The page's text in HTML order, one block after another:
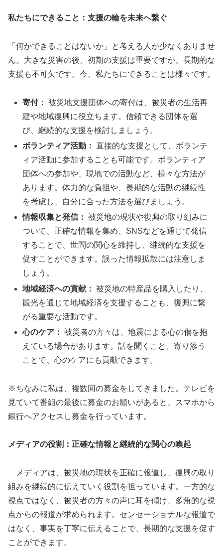
私たちにできること：支援の輪を未来へ繋ぐ
「何かできることはないか」と考える人が少なくありませ
ん。大きな災害の後、初期の支援は重要ですが、長期的な
支援も不可欠です。今、私たちにできることは様々です。
寄付： 被災地支援団体への寄付は、被災者の生活再
建や地域復興に役立ちます。信頼できる団体を選
び、継続的な支援を検討しましょう。
ボランティア活動： 直接的な支援として、ボランテ
ィア活動に参加することも可能です。ボランティア
団体への参加や、現地での活動など、様々な方法が
あります。体力的な負担や、長期的な活動の継続性
を考慮し、自分に合った方法を選びましょう。
情報収集と発信： 被災地の現状や復興の取り組みに
ついて、正確な情報を集め、SNSなどを通じて発信
することで、世間の関心を維持し、継続的な支援を
促すことができます。誤った情報拡散には注意しま
しょう。
地域経済への貢献： 被災地の特産品を購入したり、
観光を通じて地域経済を支援することも、復興に繋
がる重要な活動です。
心のケア： 被災者の方々は、地震による心の傷を抱
えている場合があります。話を聞くこと、寄り添う
ことで、心のケアにも貢献できます。
※ちなみに私は、複数回の募金をしてきました。テレビを
見ていて番組の最後に募金のお願いがあると、スマホから
銀行へアクセスし募金を行っています。
メディアの役割：正確な情報と継続的な関心の喚起
メディアは、被災地の現状を正確に報道し、復興の取り
組みを継続的に伝えていく役割を担っています。一方的な
視点ではなく、被災者の方々の声に耳を傾け、多角的な視
点からの報道が求められます。センセーショナルな報道で
はなく、事実を丁寧に伝えることで、長期的な支援を促す
ことができます。